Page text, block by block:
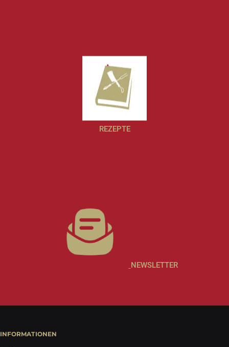
REZEPTE
NEWSLETTER
INFORMATIONEN